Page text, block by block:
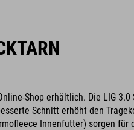
Shop erhältlich. Die LIG
Schnitt erhöht den
Innenfutter) sorgen